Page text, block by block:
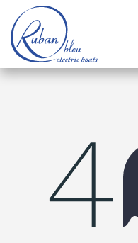
Se rendre au contenu